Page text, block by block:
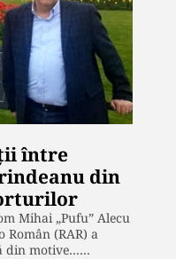
între
din
Mihai „Pufu” Alecu
(RAR) a
din motive……